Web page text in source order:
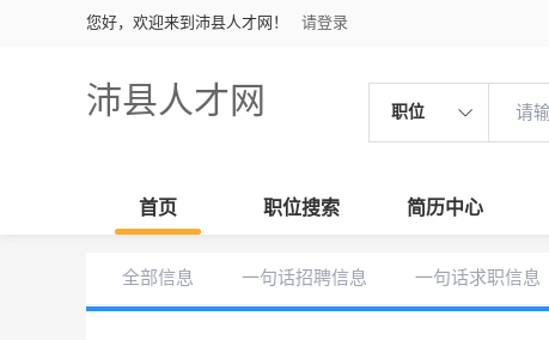
您好，欢迎来到沛县人才网！ 请登录
沛县人才网 职位
首页 职位搜索 简历中心
全部信息 一句话招聘信息 一句话求职信息